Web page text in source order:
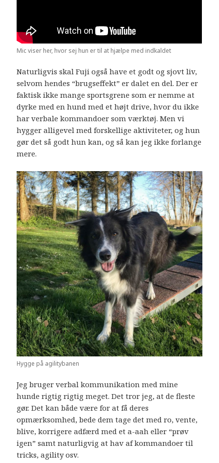
Mic viser her, hvor sej hun er til at hjælpe med indkaldet
Naturligvis skal Fuji også have et godt og sjovt liv,
selvom hendes “brugseffekt” er dalet en del. Der er
faktisk ikke mange sportsgrene som er nemme at
dyrke med en hund med et højt drive, hvor du ikke
har verbale kommandoer som værktøj. Men vi
hygger alligevel med forskellige aktiviteter, og hun
gør det så godt hun kan, og så kan jeg ikke forlange
mere.
Hygge på agilitybanen
Jeg bruger verbal kommunikation med mine
hunde rigtig rigtig meget. Det tror jeg, at de fleste
gør. Det kan både være for at få deres
opmærksomhed, bede dem tage det med ro, vente,
blive, korrigere adfærd med et a-aah eller “prøv
igen” samt naturligvig at hav af kommandoer til
tricks, agility osv.